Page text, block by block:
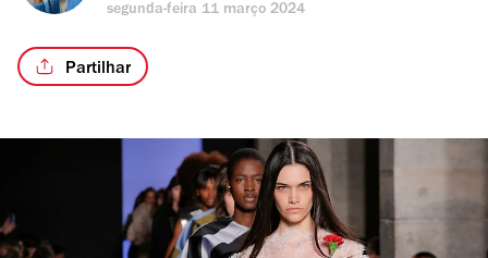
segunda-feira 11 março 2024
Partilhar